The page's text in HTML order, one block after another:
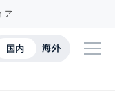
ア
国内 海外